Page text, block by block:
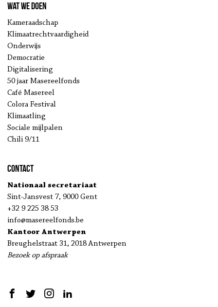
Wat we doen
Kameraadschap
Klimaatrechtvaardigheid
Onderwijs
Democratie
Digitalisering
50 jaar Masereelfonds
Café Masereel
Colora Festival
Klimaatling
Sociale mijlpalen
Chili 9/11
Contact
Nationaal secretariaat
Sint-Jansvest 7, 9000 Gent
+32 9 225 38 53
info@masereelfonds.be
Kantoor Antwerpen
Breughelstraat 31, 2018 Antwerpen
Bezoek op afspraak